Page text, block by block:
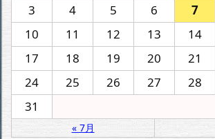
3
4 5 6 7
10
11 12 13 14
17
18 19 20 21
24
25 26 27 28
31
« 7月